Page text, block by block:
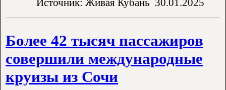
Более 42 тысяч пассажиров
совершили международные
круизы из Сочи